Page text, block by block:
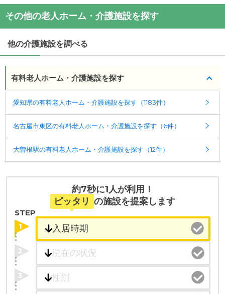
ができます。
◎ケアスル 介護の3つの特徴
・経験豊富な入居相談員が完全無料で施設探しをサ
入居相談：
0120-579-721 （無料）
・全国10000件の介護施設情報を掲載
幅広い選択肢の中から、条件にあった施設を選ぶ
ことができます。
・こだわりの条件や医療体制から施設を探せる
「夫婦入居可」の施設、「看取り可」の施設など、
医療・看護体制から施設を探すこともできます。
やだの憩の対応可能な入居条件は次のとおりです。
・認知症：受け入れ可
す。詳しくは こちら。
◎ケアスル 介護の3つの特徴
ポート
入居相談：
0120-579-721（無料）
受付時間：10：00～19：00
・全国10000件の介護施設情報を掲載
幅広い選択肢の中から、条件にあった施設を選ぶ
ことができます。
・こだわりの条件や医療体制から施設を探せる
たとえば「カラオケ」「麻雀」が楽しめる施設、
「夫婦入居可」の施設、「看取り可」の施設など、
医療・看護体制から施設を探すこともできます。
やだの憩の交通アクセス
・住所：愛知県名古屋市東区矢田南2-13-22
・最寄り駅：
やだの憩の交通アクセス
分JR中央本線大曽根駅から徒歩13分
その他の老人ホーム・介護施設を探す
他の介護施設を調べる
有料老人ホーム・介護施設を探す
愛知県の有料老人ホーム・介護施設を探す（1183件）
名古屋市東区の有料老人ホーム・介護施設を探す（6件）
大曽根駅の有料老人ホーム・介護施設を探す（12件）
約7秒に1人が利用！
ピッタリ の施設を提案します
STEP
1
2
3